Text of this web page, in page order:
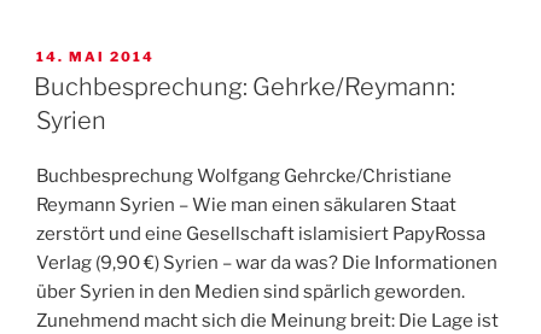
dem
Kriegspfad“
VERÖFFENTLICHT
AM
14. MAI 2014
Buchbesprechung: Gehrke/Reymann:
Syrien
Buchbesprechung Wolfgang Gehrcke/Christiane
Reymann Syrien – Wie man einen säkularen Staat
zerstört und eine Gesellschaft islamisiert PapyRossa
Verlag (9,90 €) Syrien – war da was? Die Informationen
über Syrien in den Medien sind spärlich geworden.
Zunehmend macht sich die Meinung breit: Die Lage ist